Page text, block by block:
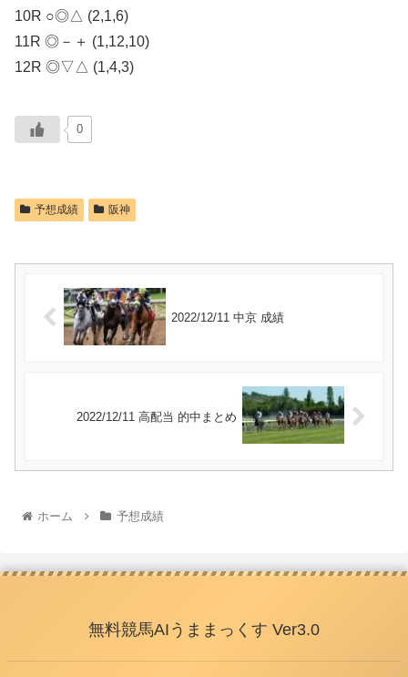
10R ○◎△ (2,1,6)
11R ◎－＋ (1,12,10)
12R ◎▽△ (1,4,3)
0
予想成績 阪神
2022/12/11 中京 成績
2022/12/11 高配当 的中まとめ
ホーム 予想成績
無料競馬AIうままっくす Ver3.0